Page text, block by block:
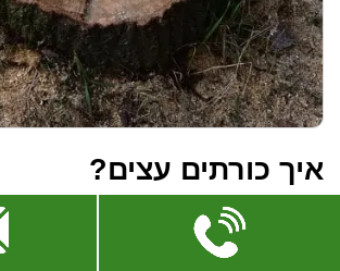
איך כורתים עצים?
כריתת עץ היא הרבה יותר מניסור הגזע
עשוי להוביל לנזקים לרכוש במקרה